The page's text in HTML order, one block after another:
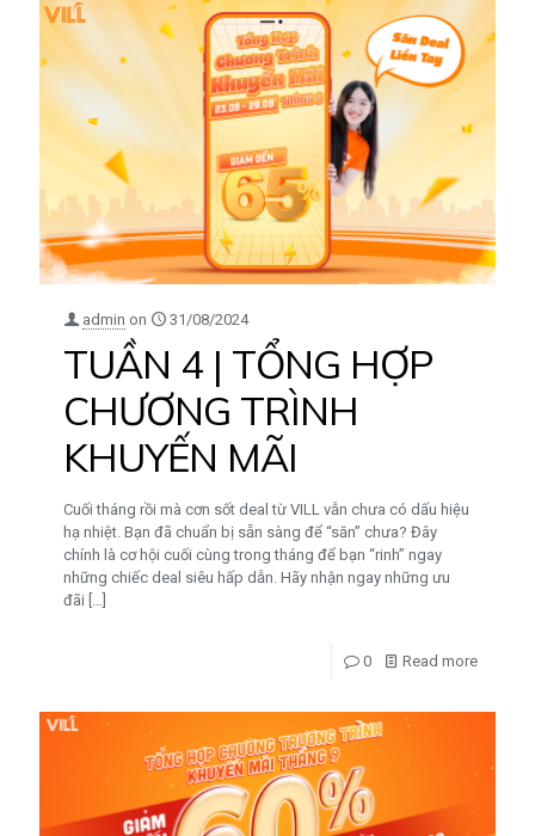
admin on 31/08/2024
TUẦN 4 | TỔNG HỢP
CHƯƠNG TRÌNH
KHUYẾN MÃI
Cuối tháng rồi mà cơn sốt deal từ VILL vẫn chưa có dấu hiệu
hạ nhiệt. Bạn đã chuẩn bị sẵn sàng để “săn” chưa? Đây
chính là cơ hội cuối cùng trong tháng để bạn “rinh” ngay
những chiếc deal siêu hấp dẫn. Hãy nhận ngay những ưu
đãi
0 Read more